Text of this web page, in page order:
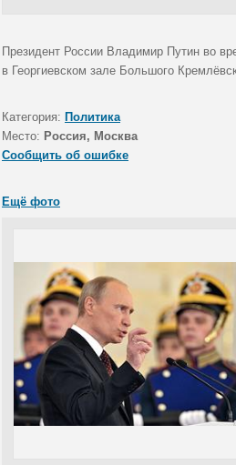
Президент России Владимир Путин во
в Георгиевском зале Большого
Категория: Политика
Место: Россия, Москва
Сообщить об ошибке
Ещё фото